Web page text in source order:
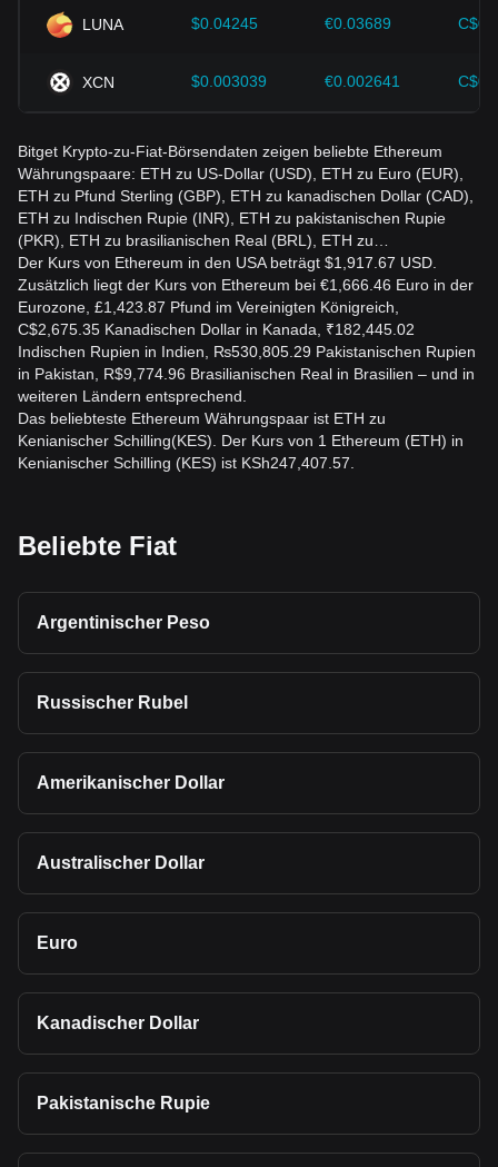
LUNA $0.04245 €0.03689
XCN $0.003039 €0.002641
Bitget Krypto-zu-Fiat-Börsendaten zeigen beliebte Ethereum
Währungspaare: ETH zu US-Dollar (USD), ETH zu Euro (EUR),
ETH zu Pfund Sterling (GBP), ETH zu kanadischen Dollar (CAD),
ETH zu Indischen Rupie (INR), ETH zu pakistanischen Rupie
(PKR), ETH zu brasilianischen Real (BRL), ETH zu…
Der Kurs von Ethereum in den USA beträgt $1,917.67 USD.
Zusätzlich liegt der Kurs von Ethereum bei €1,666.46 Euro in der
Eurozone, £1,423.87 Pfund im Vereinigten Königreich,
C$2,675.35 Kanadischen Dollar in Kanada, ₹182,445.02
Indischen Rupien in Indien, ₨530,805.29 Pakistanischen Rupien
in Pakistan, R$9,774.96 Brasilianischen Real in Brasilien – und in
weiteren Ländern entsprechend.
Das beliebteste Ethereum Währungspaar ist ETH zu
Kenianischer Schilling(KES). Der Kurs von 1 Ethereum (ETH) in
Kenianischer Schilling (KES) ist KSh247,407.57.
Beliebte Fiat
Argentinischer Peso
Russischer Rubel
Amerikanischer Dollar
Australischer Dollar
Euro
Kanadischer Dollar
Pakistanische Rupie